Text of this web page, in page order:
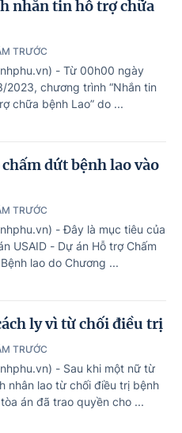
nhắn tin hỗ trợ chữa
TRƯỚC
- Từ 00h00 ngày
2023, chương trình “Nhắn tin
chữa bệnh Lao” do ...
dứt bệnh lao vào
TRƯỚC
- Đây là mục tiêu của
USAID - Dự án Hỗ trợ Chấm
lao do Chương ...
ly vì từ chối điều trị
TRƯỚC
- Sau khi một nữ từ
nhân lao từ chối điều trị bệnh
án đã trao quyền cho ...